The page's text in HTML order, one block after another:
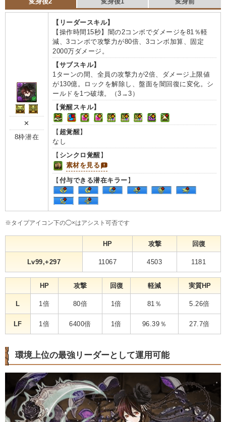
✕
8枠潜在
【リーダースキル】
【操作時間15秒】闇の2コンボでダメージを81％軽
減、3コンボで攻撃力が80倍、3コンボ加算、固定
2000万ダメージ。
【サブスキル】
1ターンの間、全員の攻撃力が2倍、ダメージ上限値
が130億。ロックを解除し、盤面を闇回復に変化。シ
ールドを1つ破壊。（3→3）
【覚醒スキル】
【 超覚醒】
なし
【 シンクロ覚醒 】
素材を見る
【 付与できる潜在キラー 】
※タイプアイコン下の◯×はアシスト可否です
HP 攻撃 回復
Lv99,+297 11067 4503 1181
HP 攻撃 回復 軽減 実質HP
L 1倍 80倍 1倍 81％ 5.26倍
LF 1倍 6400倍 1倍 96.39％ 27.7倍
環境上位の最強リーダーとして運用可能